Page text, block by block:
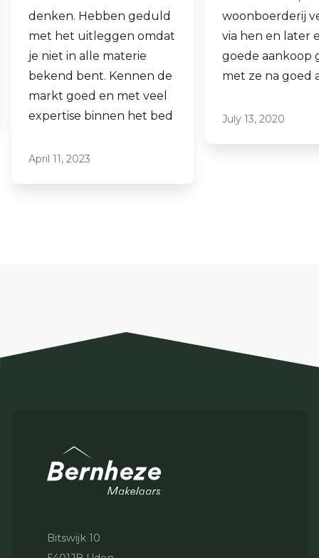
woonboerderij verkocht
via hen en later een
goede aankoop gedaan
met ze na goed advies.
July 13, 2020
ook een
aankopen.
Laagdrempelig
professioneel,
Bitswijk 10